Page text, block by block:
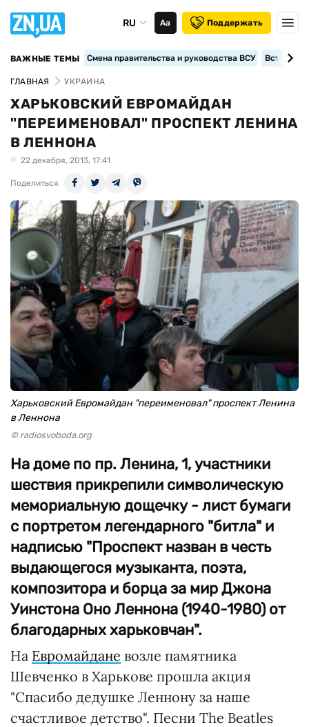
RU Аа Поддержать
ВАЖНЫЕ ТЕМЫ Смена правительства и руководства ВСУ
ГЛАВНАЯ УКРАИНА
ХАРЬКОВСКИЙ ЕВРОМАЙДАН
"ПЕРЕИМЕНОВАЛ" ПРОСПЕКТ ЛЕНИНА
В ЛЕННОНА
22 декабря, 2013, 17:41
Поделиться
Харьковский Евромайдан "переименовал" проспект Ленина
в Леннона
© radiosvoboda.org
На доме по пр. Ленина, 1, участники
шествия прикрепили символическую
мемориальную дощечку - лист бумаги
с портретом легендарного "битла" и
надписью "Проспект назван в честь
выдающегося музыканта, поэта,
композитора и борца за мир Джона
Уинстона Оно Леннона (1940-1980) от
благодарных харьковчан".
На Евромайдане возле памятника
Шевченко в Харькове прошла акция
"Спасибо дедушке Леннону за наше
счастливое детство". Песни The Beatles